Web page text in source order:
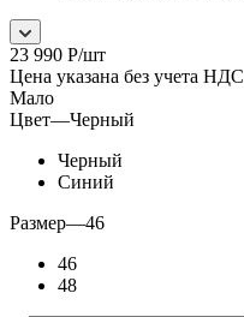
23 990 Р/шт
Цена указана без учета НДС
Мало
Цвет—Черный
Черный
Синий
Размер—46
46
48